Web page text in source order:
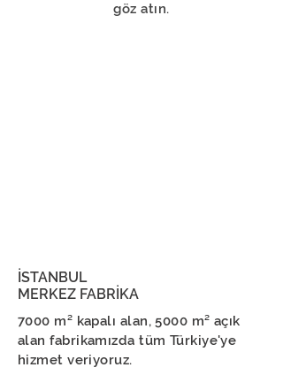
göz atın.
İSTANBUL
MERKEZ FABRİKA
7000 m² kapalı alan, 5000 m² açık
alan fabrikamızda tüm Türkiye'ye
hizmet veriyoruz.